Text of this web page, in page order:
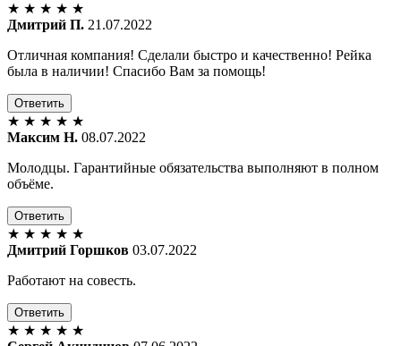
★ ★ ★ ★ ★
Дмитрий П. 21.07.2022
Отличная компания! Сделали быстро и качественно! Рейка
была в наличии! Спасибо Вам за помощь!
Ответить
★ ★ ★ ★ ★
Максим Н. 08.07.2022
Молодцы. Гарантийные обязательства выполняют в полном
объёме.
Ответить
★ ★ ★ ★ ★
Дмитрий Горшков 03.07.2022
Работают на совесть.
Ответить
★ ★ ★ ★ ★